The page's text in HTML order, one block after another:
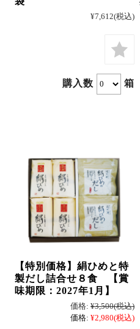
特
¥7,612(税込)
購入数 箱
【特別価格】絹ひめと特
製だし詰合せ８食 【賞
味期限：2027年1月】
価格: ¥3,500(税込)
価格: ¥2,980(税込)